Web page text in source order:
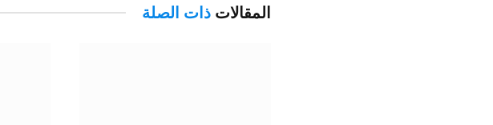
المقالاتذات الصلة